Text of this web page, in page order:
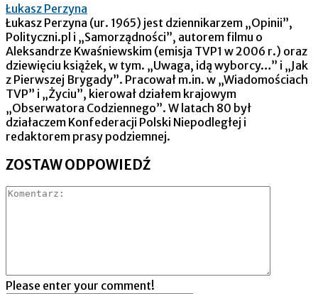
Łukasz Perzyna
Łukasz Perzyna (ur. 1965) jest dziennikarzem „Opinii”,
Polityczni.pl i „Samorządności”, autorem filmu o
Aleksandrze Kwaśniewskim (emisja TVP1 w 2006 r.) oraz
dziewięciu książek, w tym. „Uwaga, idą wyborcy…” i „Jak
z Pierwszej Brygady”. Pracował m.in. w „Wiadomościach
TVP” i „Życiu”, kierował działem krajowym
„Obserwatora Codziennego”. W latach 80 był
działaczem Konfederacji Polski Niepodległej i
redaktorem prasy podziemnej.
ZOSTAW ODPOWIEDŹ
Please enter your comment!